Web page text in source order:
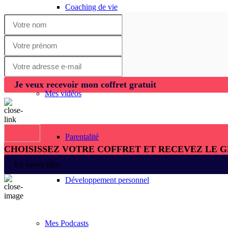
Coaching de vie
Vidéos & Podcasts
Mes vidéos
Parentalité
Développement personnel
Mes Podcasts
Je veux recevoir mon coffret gratuit
CHOISISSEZ VOTRE COFFRET ET RECEVEZ LE
En savoir plus